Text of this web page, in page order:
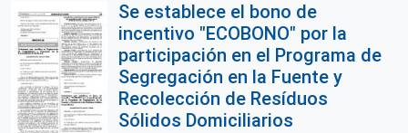
Se establece el bono de
incentivo "ECOBONO" por la
participación en el Programa de
Segregación en la Fuente y
Recolección de Resíduos
Sólidos Domiciliarios